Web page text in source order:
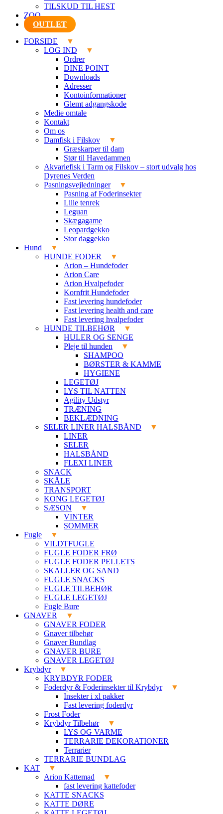
TILSKUD TIL HEST
ZOO
OUTLET
FORSIDE
LOG IND
Ordrer
DINE POINT
Downloads
Adresser
Kontoinformationer
Glemt adgangskode
Medie omtale
Kontakt
Om os
Damfisk i Filskov
Græskarper til dam
Stør til Havedammen
Akvariefisk i Tarm og Filskov – stort udvalg hos
Dyrenes Verden
Pasningsvejledninger
Pasning af Foderinsekter
Lille tenrek
Leguan
Skægagame
Leopardgekko
Stor daggekko
Hund
HUNDE FODER
Arion – Hundefoder
Arion Care
Arion Hvalpefoder
Kornfrit Hundefoder
Fast levering hundefoder
Fast levering health and care
Fast levering hvalpefoder
HUNDE TILBEHØR
HULER OG SENGE
Pleje til hunden
SHAMPOO
BØRSTER & KAMME
HYGIENE
LEGETØJ
LYS TIL NATTEN
Agility Udstyr
TRÆNING
BEKLÆDNING
SELER LINER HALSBÅND
LINER
SELER
HALSBÅND
FLEXI LINER
SNACK
SKÅLE
TRANSPORT
KONG LEGETØJ
SÆSON
VINTER
SOMMER
Fugle
VILDTFUGLE
FUGLE FODER FRØ
FUGLE FODER PELLETS
SKALLER OG SAND
FUGLE SNACKS
FUGLE TILBEHØR
FUGLE LEGETØJ
Fugle Bure
GNAVER
GNAVER FODER
Gnaver tilbehør
Gnaver Bundlag
GNAVER BURE
GNAVER LEGETØJ
Krybdyr
KRYBDYR FODER
Foderdyr & Foderinsekter til Krybdyr
Insekter i xl pakker
Fast levering foderdyr
Frost Foder
Krybdyr Tilbehør
LYS OG VARME
TERRARIE DEKORATIONER
Terrarier
TERRARIE BUNDLAG
KAT
Arion Kattemad
fast levering kattefoder
KATTE SNACKS
KATTE DØRE